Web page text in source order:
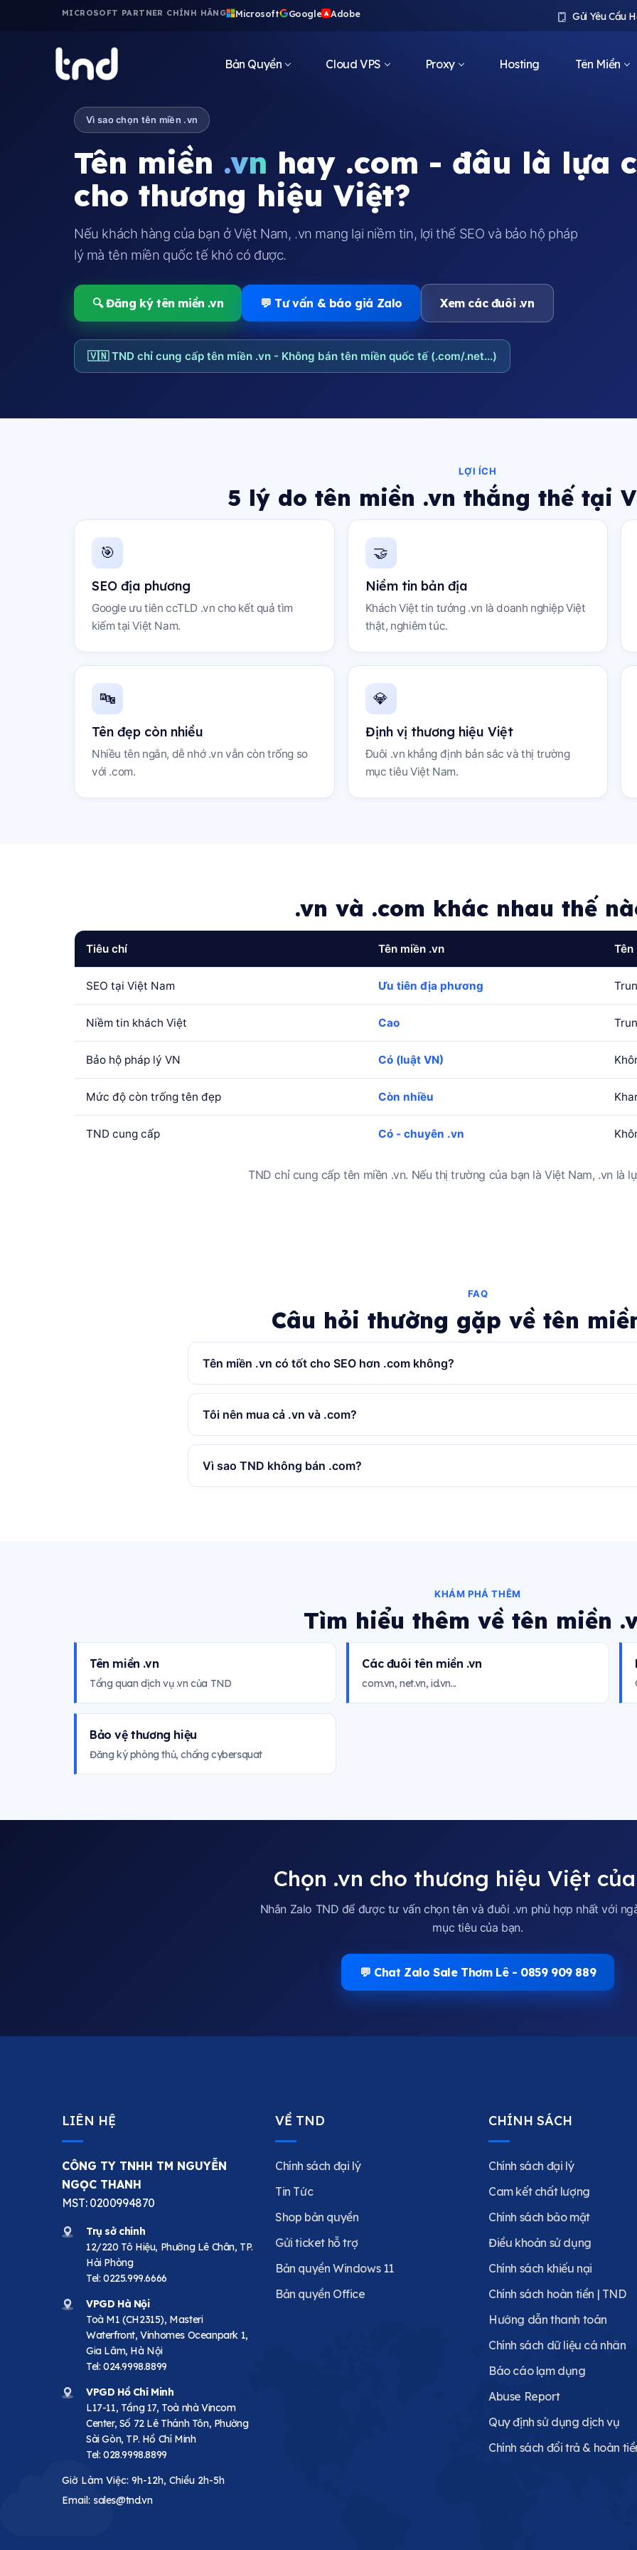
MICROSOFT PARTNER CHÍNH HÃNG Microsoft Google A Adobe Gửi Yêu Cầu
Bản Quyền Cloud VPS Proxy Hosting Tên Miền
Vì sao chọn tên miền .vn
Tên miền .vn hay .com - đâu là lựa
cho thương hiệu Việt?
Nếu khách hàng của bạn ở Việt Nam, .vn mang lại niềm tin, lợi thế SEO và bảo hộ pháp
lý mà tên miền quốc tế khó có được.
🔍 Đăng ký tên miền .vn 💬 Tư vấn & báo giá Zalo Xem các đuôi .vn
🇻🇳 TND chỉ cung cấp tên miền .vn - Không bán tên miền quốc tế (.com/.net...)
LỢI ÍCH
5 lý do tên miền .vn thắng thế tại
🎯
SEO địa phương
Google ưu tiên ccTLD .vn cho kết quả tìm
kiếm tại Việt Nam.
🤝
Niềm tin bản địa
Khách Việt tin tưởng .vn là doanh nghiệp Việt
thật, nghiêm túc.
🔤
Tên đẹp còn nhiều
Nhiều tên ngắn, dễ nhớ .vn vẫn còn trống so
với .com.
💎
Định vị thương hiệu Việt
Đuôi .vn khẳng định bản sắc và thị trường
mục tiêu Việt Nam.
.vn và .com khác nhau thế
Tiêu chí Tên miền .vn Tên
SEO tại Việt Nam Ưu tiên địa phương
Niềm tin khách Việt Cao
Bảo hộ pháp lý VN Có (luật VN)
Mức độ còn trống tên đẹp Còn nhiều
TND cung cấp Có - chuyên .vn
TND chỉ cung cấp tên miền .vn. Nếu thị trường của bạn là Việt Nam, .vn là
FAQ
Câu hỏi thường gặp về tên
Tên miền .vn có tốt cho SEO hơn .com không?
Tôi nên mua cả .vn và .com?
Vì sao TND không bán .com?
KHÁM PHÁ THÊM
Tìm hiểu thêm về tên miền
Tên miền .vn
Tổng quan dịch vụ .vn của TND
Các đuôi tên miền .vn
com.vn, net.vn, id.vn...
Bảo vệ thương hiệu
Đăng ký phòng thủ, chống cybersquat
Chọn .vn cho thương hiệu Việt
Nhắn Zalo TND để được tư vấn chọn tên và đuôi .vn phù hợp nhất với
mục tiêu của bạn.
💬 Chat Zalo Sale Thơm Lê - 0859 909 889
LIÊN HỆ
CÔNG TY TNHH TM NGUYỄN
NGỌC THANH
MST: 0200994870
Trụ sở chính
12/220 Tô Hiệu, Phường Lê Chân, TP.
Hải Phòng
Tel: 0225.999.6666
VPGD Hà Nội
Toà M1 (CH2315), Masteri
Waterfront, Vinhomes Oceanpark 1,
Gia Lâm, Hà Nội
Tel: 024.9998.8899
VPGD Hồ Chí Minh
L17-11, Tầng 17, Toà nhà Vincom
Center, Số 72 Lê Thánh Tôn, Phường
Sài Gòn, TP. Hồ Chí Minh
Tel: 028.9998.8899
Giờ Làm Việc: 9h-12h, Chiều 2h-5h
Email: sales@tnd.vn
VỀ TND
Chính sách đại lý
Tin Tức
Shop bản quyền
Gửi ticket hỗ trợ
Bản quyền Windows 11
Bản quyền Office
CHÍNH SÁCH
Chính sách đại lý
Cam kết chất lượng
Chính sách bảo mật
Điều khoản sử dụng
Chính sách khiếu nại
Chính sách hoàn tiền | TND
Hướng dẫn thanh toán
Chính sách dữ liệu cá nhân
Báo cáo lạm dụng
Abuse Report
Quy định sử dụng dịch vụ
Chính sách đổi trả & hoàn